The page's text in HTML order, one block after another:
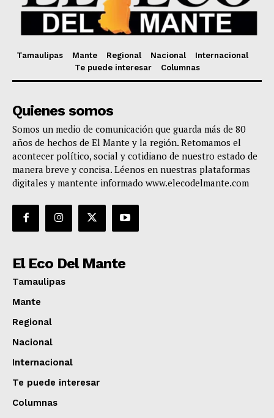
Tamaulipas Mante Regional Nacional
Internacional
Te puede interesar
Columnas
Quienes somos
Somos un medio de comunicación que guarda más de 80
años de hechos de El Mante y la región. Retomamos el
acontecer político, social y cotidiano de nuestro estado de
manera breve y concisa. Léenos en nuestras plataformas
digitales y mantente informado www.elecodelmante.com
El Eco Del Mante
Tamaulipas
Mante
Regional
Nacional
Internacional
Te puede interesar
Columnas